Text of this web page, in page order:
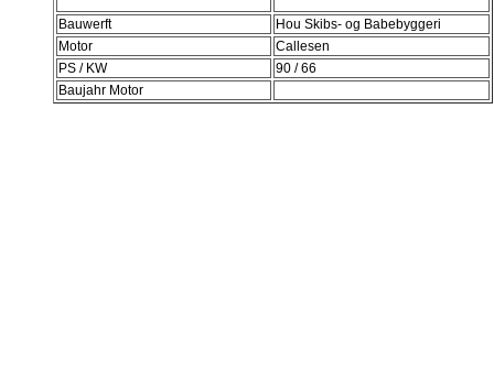
Bauwerft
Hou Skibs- og Babebyggeri
Motor
Callesen
PS / KW
90 / 66
Baujahr Motor